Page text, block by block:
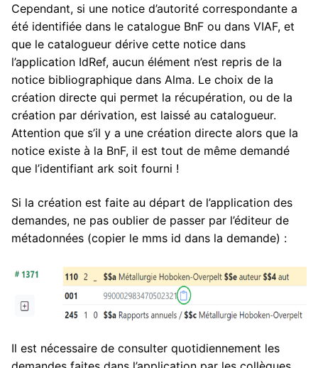
Cependant, si une notice d’autorité correspondante a
été identifiée dans le catalogue BnF ou dans VIAF, et
que le catalogueur dérive cette notice dans
l’application IdRef, aucun élément n’est repris de la
notice bibliographique dans Alma. Le choix de la
création directe qui permet la récupération, ou de la
création par dérivation, est laissé au catalogueur.
Attention que s’il y a une création directe alors que la
notice existe à la BnF, il est tout de même demandé
que l’identifiant ark soit fourni !
Si la création est faite au départ de l’application des
demandes, ne pas oublier de passer par l’éditeur de
métadonnées (copier le mms id dans la demande) :
Il est nécessaire de consulter quotidiennement les